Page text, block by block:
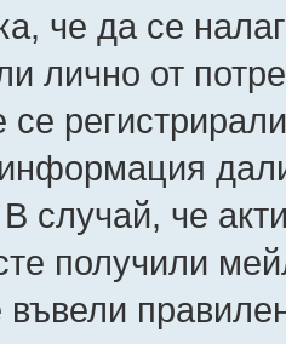
че да се
лично от
се
случай, че
получили
въвели